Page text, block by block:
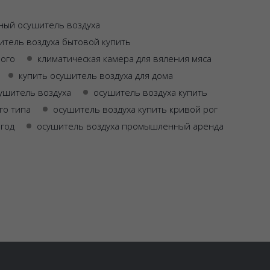
осушитель воздуха
воздуха бытовой купить
климатическая камера для вяления мяса
купить осушитель воздуха для дома
воздуха
осушитель воздуха купить
типа
осушитель воздуха купить кривой рог
осушитель воздуха промышленный аренда